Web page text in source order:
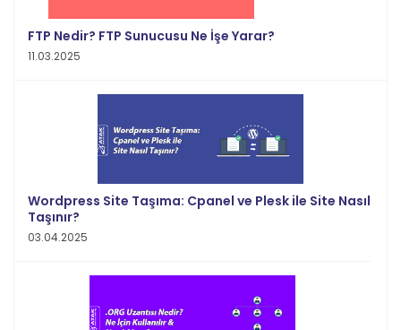
FTP Nedir? FTP Sunucusu Ne İşe Yarar?
11.03.2025
Wordpress Site Taşıma: Cpanel ve Plesk ile Site Nasıl
Taşınır?
03.04.2025